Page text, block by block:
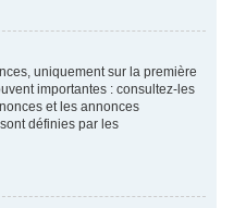
uniquement sur la première
importantes : consultez-les
et les annonces
définies par les